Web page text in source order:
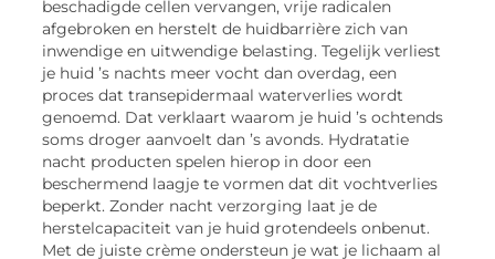
beschadigde cellen vervangen, vrije radicalen
afgebroken en herstelt de huidbarrière zich van
inwendige en uitwendige belasting. Tegelijk verliest
je huid ’s nachts meer vocht dan overdag, een
proces dat transepidermaal waterverlies wordt
genoemd. Dat verklaart waarom je huid ’s ochtends
soms droger aanvoelt dan ’s avonds. Hydratatie
nacht producten spelen hierop in door een
beschermend laagje te vormen dat dit vochtverlies
beperkt. Zonder nacht verzorging laat je de
herstelcapaciteit van je huid grotendeels onbenut.
Met de juiste crème ondersteun je wat je lichaam al